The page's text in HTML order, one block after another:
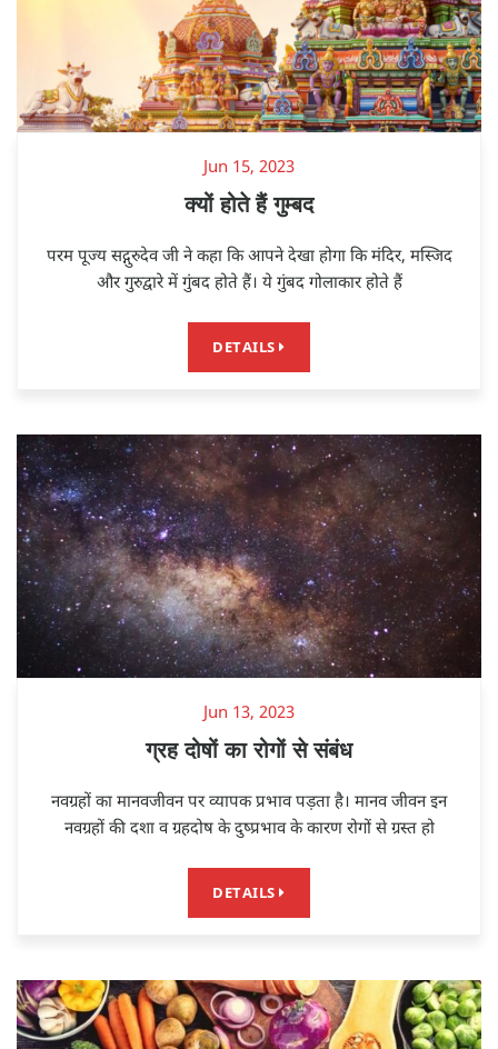
Jun 15, 2023
क्यों होते हैं गुम्बद
परम पूज्य सद्गुरुदेव जी ने कहा कि आपने देखा होगा कि मंदिर, मस्जिद
और गुरुद्वारे में गुंबद होते हैं। ये गुंबद गोलाकार होते हैं
DETAILS
Jun 13, 2023
ग्रह दोषों का रोगों से संबंध
नवग्रहों का मानवजीवन पर व्यापक प्रभाव पड़ता है। मानव जीवन इन
नवग्रहों की दशा व ग्रहदोष के दुष्प्रभाव के कारण रोगों से ग्रस्त हो
DETAILS